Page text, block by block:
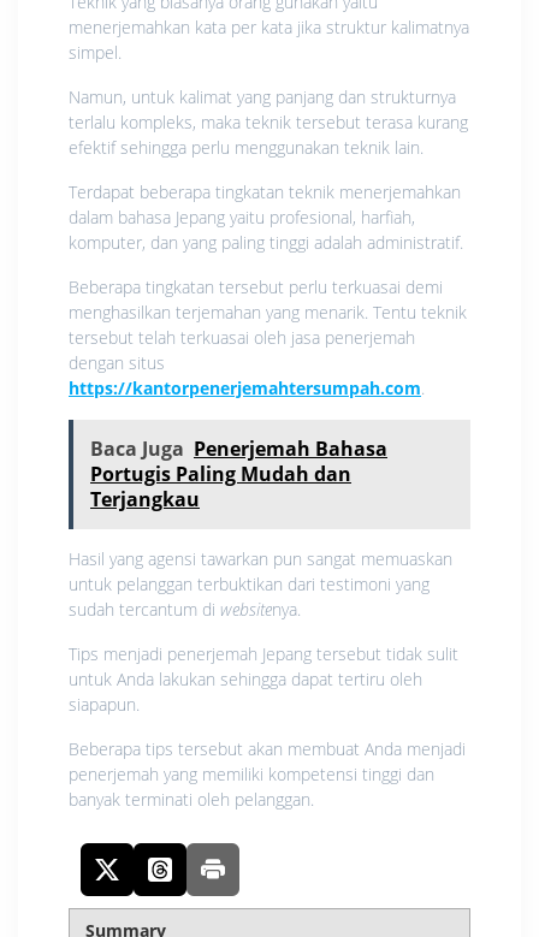
menerjemahkan kata per kata jika struktur kalimatnya
simpel.
Namun, untuk kalimat yang panjang dan strukturnya
terlalu kompleks, maka teknik tersebut terasa kurang
efektif sehingga perlu menggunakan teknik lain.
Terdapat beberapa tingkatan teknik menerjemahkan
dalam bahasa Jepang yaitu profesional, harfiah,
komputer, dan yang paling tinggi adalah administratif.
Beberapa tingkatan tersebut perlu terkuasai demi
menghasilkan terjemahan yang menarik. Tentu teknik
tersebut telah terkuasai oleh jasa penerjemah
dengan situs
https://kantorpenerjemahtersumpah.com.
Baca Juga Penerjemah Bahasa
Portugis Paling Mudah dan
Terjangkau
Hasil yang agensi tawarkan pun sangat memuaskan
untuk pelanggan terbuktikan dari testimoni yang
sudah tercantum di websitenya.
Tips menjadi penerjemah Jepang tersebut tidak sulit
untuk Anda lakukan sehingga dapat tertiru oleh
siapapun.
Beberapa tips tersebut akan membuat Anda menjadi
penerjemah yang memiliki kompetensi tinggi dan
banyak terminati oleh pelanggan.
Summary